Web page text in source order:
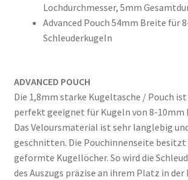
Lochdurchmesser, 5mm
Advanced Pouch 54mm Breite für
Schleuderkugeln
ADVANCED POUCH
Die 1,8mm starke Kugeltasche / Pouch
perfekt geeignet für Kugeln von 8-10mm
Das Veloursmaterial ist sehr langlebig
geschnitten. Die Pouchinnenseite besitzt
geformte Kugellöcher. So wird die
des Auszugs präzise an ihrem Platz in